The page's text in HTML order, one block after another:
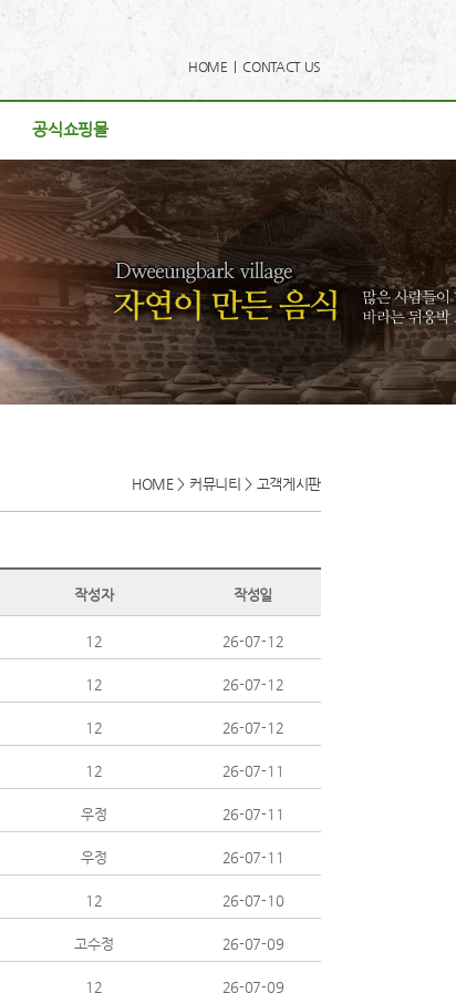
HOME |CONTACT US
공식쇼핑몰
공식쇼핑몰
HOME > 커뮤니티 > 고객게시판
작성자 작성일
12 26-07-12
12 26-07-12
12 26-07-12
12 26-07-11
우정 26-07-11
우정 26-07-11
12 26-07-10
고수정 26-07-09
12 26-07-09